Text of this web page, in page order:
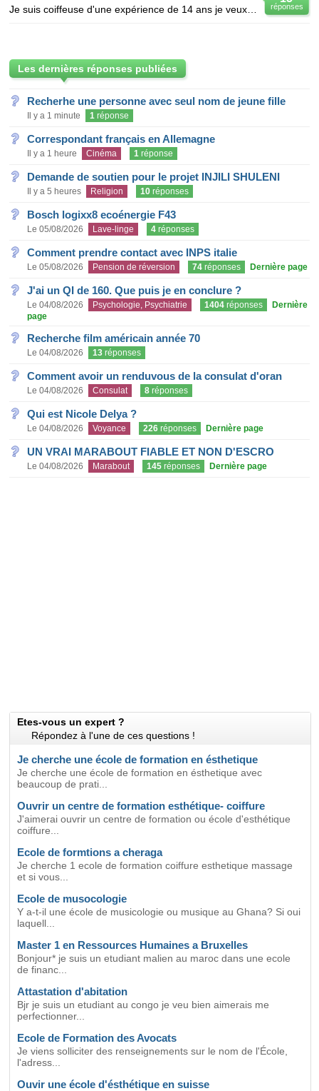
réponses
Les dernières réponses publiées
Recherhe une personne avec seul nom de jeune fille
Il y a 1 minute 1 réponse
Correspondant français en Allemagne
Il y a 1 heure Cinéma 1 réponse
Demande de soutien pour le projet INJILI SHULENI
Il y a 5 heures Religion 10 réponses
Bosch logixx8 ecoénergie F43
Le 05/08/2026 Lave-linge 4 réponses
Comment prendre contact avec INPS italie
Le 05/08/2026 Pension de réversion 74 réponses Dernière page
J'ai un QI de 160. Que puis je en conclure ?
Le 04/08/2026 Psychologie, Psychiatrie 1404 réponses
Dernière
page
Recherche film américain année 70
Le 04/08/2026 13 réponses
Comment avoir un renduvous de la consulat d'oran
Le 04/08/2026 Consulat 8 réponses
Qui est Nicole Delya ?
Le 04/08/2026 Voyance 226 réponses Dernière page
UN VRAI MARABOUT FIABLE ET NON D'ESCRO
Le 04/08/2026 Marabout 145 réponses Dernière page
Etes-vous un expert ?
Répondez à l'une de ces questions !
Je cherche une école de formation en ésthetique
Je cherche une école de formation en ésthetique avec
beaucoup de prati...
Ouvrir un centre de formation esthétique- coiffure
J'aimerai ouvrir un centre de formation ou école d'esthétique
coiffure...
Ecole de formtions a cheraga
Je cherche 1 ecole de formation coiffure esthetique massage
et si vous...
Ecole de musocologie
Y a-t-il une école de musicologie ou musique au Ghana? Si oui
laquell...
Master 1 en Ressources Humaines a Bruxelles
Bonjour* je suis un etudiant malien au maroc dans une ecole
de financ...
Attastation d'abitation
Bjr je suis un etudiant au congo je veu bien aimerais me
perfectionner...
Ecole de Formation des Avocats
Je viens solliciter des renseignements sur le nom de l'École,
l'adress...
Ouvir une école d'ésthétique en suisse